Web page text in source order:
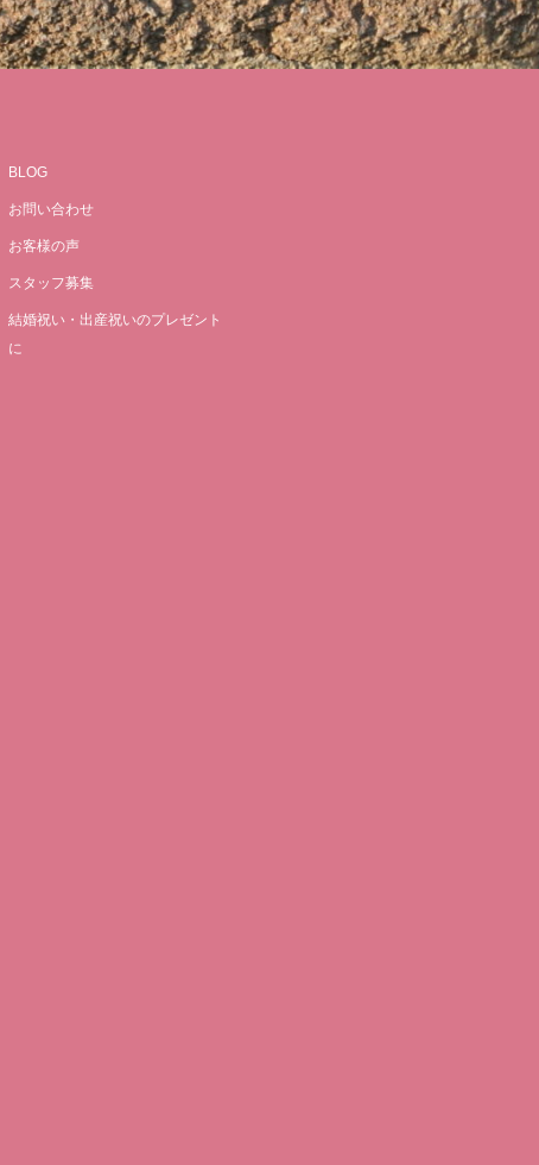
BLOG
お問い合わせ
お客様の声
スタッフ募集
結婚祝い・出産祝いのプレゼント
に